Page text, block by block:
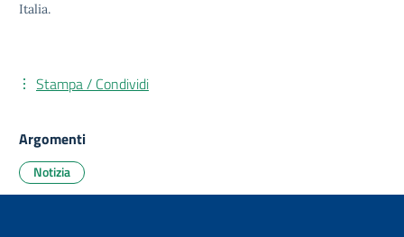
Italia.
Stampa / Condividi
Argomenti
Notizia